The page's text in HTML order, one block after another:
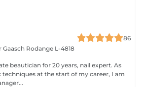
86
Gaasch Rodange L-4818
beautician for 20 years, nail expert. As
techniques at the start of my career, I am